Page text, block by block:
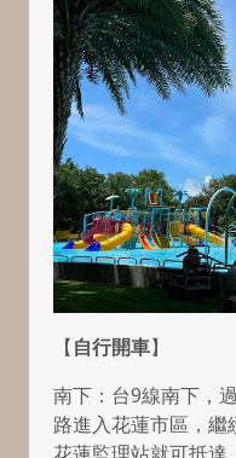
【自行開車】
南下：台9線南下，
路進入花蓮市區，繼